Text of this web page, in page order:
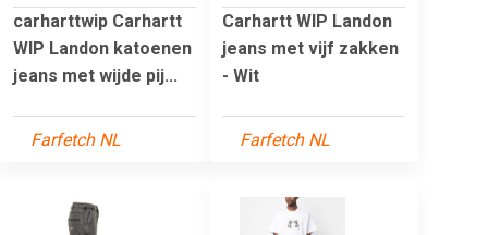
carharttwip Carhartt
WIP Landon katoenen
jeans met wijde pij...
Farfetch NL
Carhartt WIP Landon
jeans met vijf zakken
- Wit
Farfetch NL